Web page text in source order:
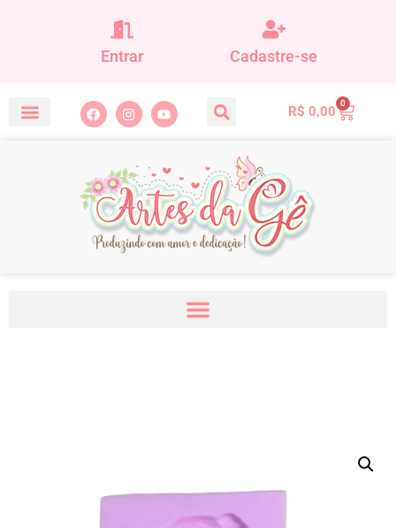
Entrar Cadastre-se
R$ 0,00
0